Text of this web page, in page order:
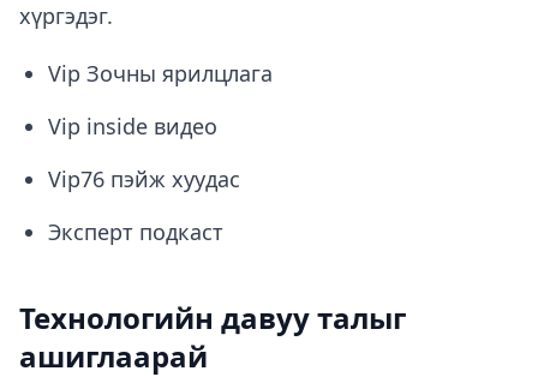
хүргэдэг.
Vip Зочны ярилцлага
Vip inside видео
Vip76 пэйж хуудас
Эксперт подкаст
Технологийн давуу талыг
ашиглаарай